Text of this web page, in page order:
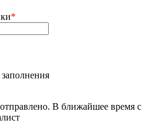
*
В ближайшее время с